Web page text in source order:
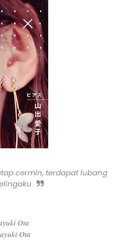
cermin, terdapat lubang
Ota
Ota